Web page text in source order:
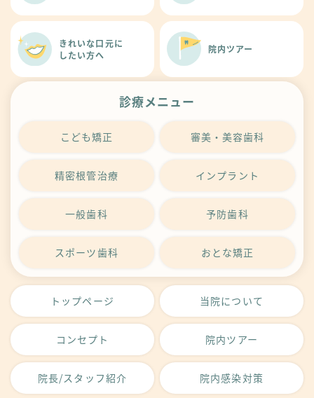
きれいな口元に
したい方へ
院内ツアー
診療メニュー
こども矯正 審美・美容歯科
精密根管治療 インプラント
一般歯科 予防歯科
スポーツ歯科 おとな矯正
トップページ 当院について
コンセプト 院内ツアー
院長/スタッフ紹介 院内感染対策